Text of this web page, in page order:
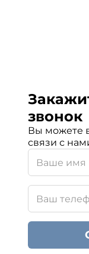
звонок
Вы можете
связи с